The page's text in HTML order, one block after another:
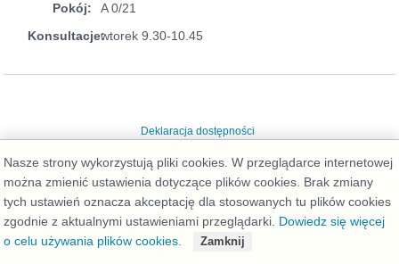
Pokój:
A 0/21
Konsultacje:wtorek 9.30-10.45
Deklaracja dostępności
Nasze strony wykorzystują pliki cookies. W przeglądarce internetowej
można zmienić ustawienia dotyczące plików cookies. Brak zmiany
tych ustawień oznacza akceptację dla stosowanych tu plików cookies
zgodnie z aktualnymi ustawieniami przeglądarki. Dowiedz się więcej
o celu używania plików cookies.